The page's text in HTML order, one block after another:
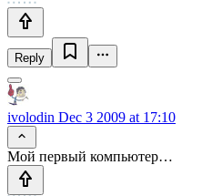
Reply
ivolodin Dec 3 2009 at 17:10
Мой первый компьютер…